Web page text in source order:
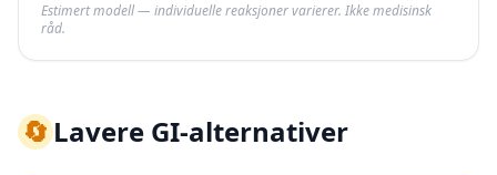
Estimert modell — individuelle reaksjoner varierer. Ikke medisinsk
råd.
🔄Lavere GI-alternativer